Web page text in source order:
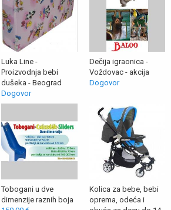
Luka Line -
Proizvodnja bebi
dušeka - Beograd
Dogovor
Dečija igraonica -
Voždovac - akcija
Dogovor
Tobogani u dve
dimenzije raznih boja
Kolica za bebe, bebi
oprema, odeća i